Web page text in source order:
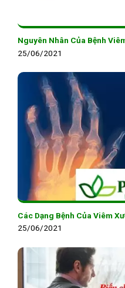
Nguyên Nhân Của Bệnh
25/06/2021
Các Dạng Bệnh Của Viêm
25/06/2021